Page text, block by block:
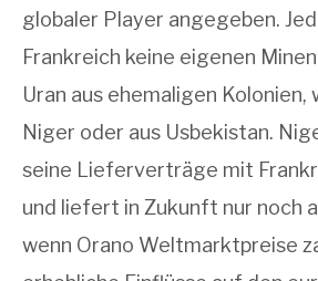
globaler Player angegeben.
Frankreich keine eigenen
Uran aus ehemaligen Kolonien,
Niger oder aus Usbekistan.
seine Lieferverträge mit
und liefert in Zukunft nur noch
wenn Orano Weltmarktpreise